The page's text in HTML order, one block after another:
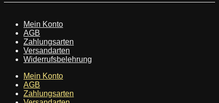
Mein Konto
AGB
Zahlungsarten
Versandarten
Widerrufsbelehrung
Mein Konto
AGB
Zahlungsarten